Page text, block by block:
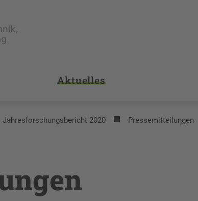
Aktuelles
Jahresforschungsbericht 2020 Pressemitteilungen